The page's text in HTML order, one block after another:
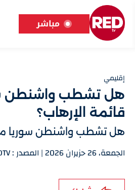
مباشر
إقليمي
هل تشطب واشنطن
قائمة الإرهاب؟
هل تشطب واشنطن سوريا
الجمعة، 26 حزيران 2026 | المصدر : REDTV